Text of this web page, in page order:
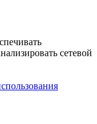
сетевой